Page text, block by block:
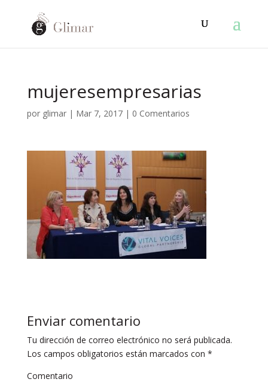
mujeresempresarias
por glimar| Mar 7, 2017| 0 Comentarios
Enviar comentario
Tu dirección de correo electrónico no será publicada.
Los campos obligatorios están marcados con *
Comentario